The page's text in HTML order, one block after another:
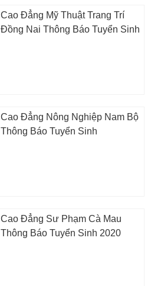
Cao Đẳng Mỹ Thuật Trang Trí
Đồng Nai Thông Báo Tuyển Sinh
Cao Đẳng Nông Nghiệp Nam Bộ
Thông Báo Tuyển Sinh
Cao Đẳng Sư Phạm Cà Mau
Thông Báo Tuyển Sinh 2020